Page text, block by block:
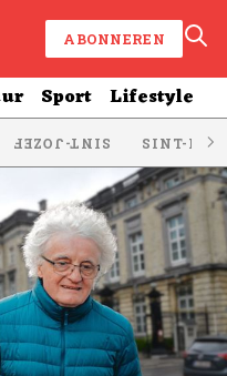
ABONNEREN
Sport Lifestyle
SINT-JOZEF SINT-